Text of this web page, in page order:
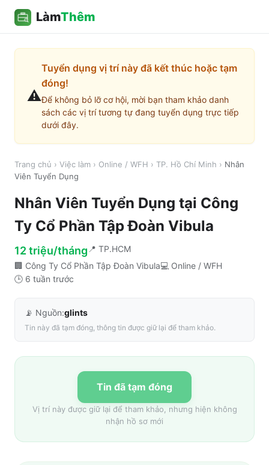
LàmThêm
⚠️
Tuyển dụng vị trí này đã kết thúc hoặc tạm
đóng!
Để không bỏ lỡ cơ hội, mời bạn tham khảo danh
sách các vị trí tương tự đang tuyển dụng trực tiếp
dưới đây.
Trang chủ › Việc làm › Online / WFH › TP. Hồ Chí Minh › Nhân
Viên Tuyển Dụng
Nhân Viên Tuyển Dụng tại Công
Ty Cổ Phần Tập Đoàn Vibula
12 triệu/tháng 📍 TP.HCM
🏢 Công Ty Cổ Phần Tập Đoàn Vibula💻 Online / WFH
🕒 6 tuần trước
📡 Nguồn:glints
Tin này đã tạm đóng, thông tin được giữ lại để tham khảo.
Tin đã tạm đóng
Vị trí này được giữ lại để tham khảo, nhưng hiện không
nhận hồ sơ mới